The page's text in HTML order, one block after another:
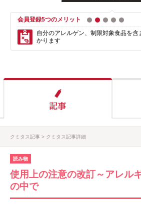
会員登録5つのメリット 1 2 3 4
自分のアレルゲン、制限対象食品を含
かります
クミタス記事 クミタス記事詳細
読み物
使用上の注意の改訂～アレル
の中で